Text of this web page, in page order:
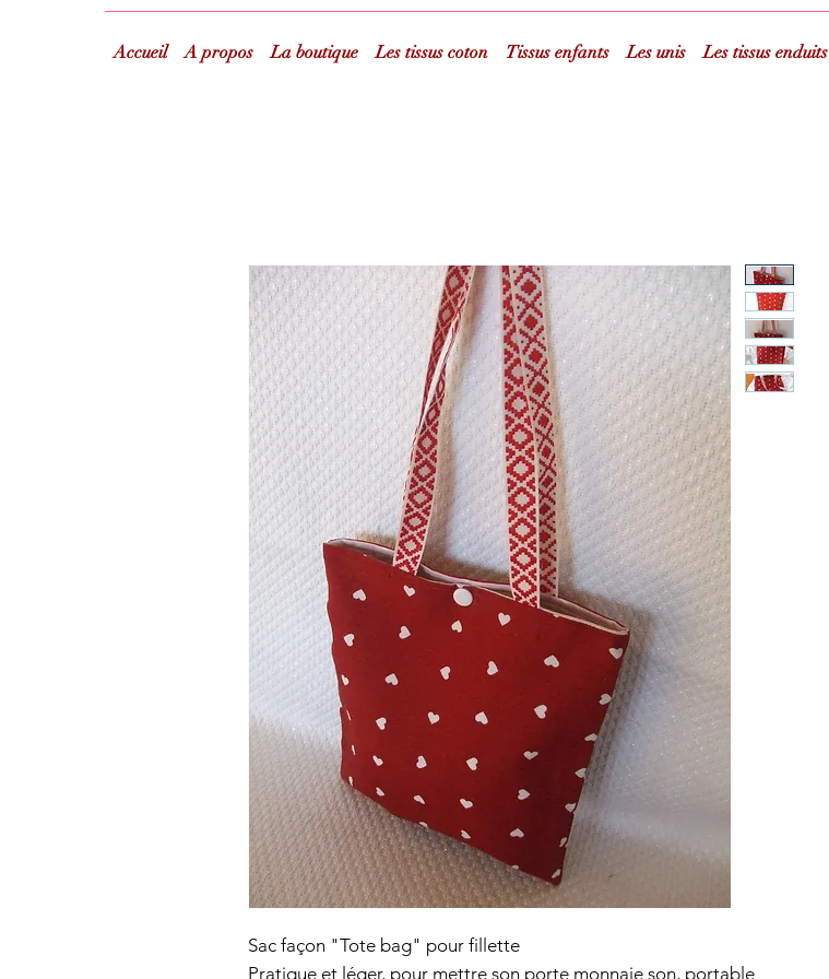
Accueil A propos La boutique Les tissus coton Tissus enfants Les unis Les tissus enduits
Sac façon "Tote bag" pour fillette
Pratique et léger, pour mettre son porte monnaie son, portable